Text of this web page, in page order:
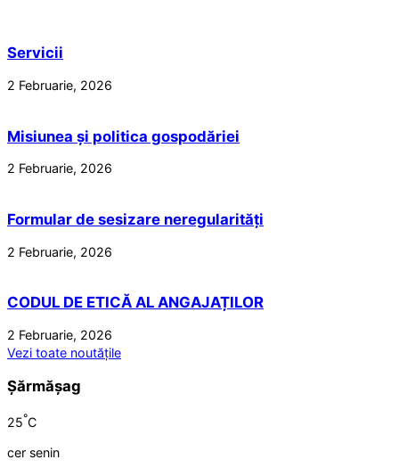
Servicii
2 Februarie, 2026
Misiunea și politica gospodăriei
2 Februarie, 2026
Formular de sesizare neregularități
2 Februarie, 2026
CODUL DE ETICĂ AL ANGAJAȚILOR
2 Februarie, 2026
Vezi toate noutățile
Șărmășag
25°C
cer senin